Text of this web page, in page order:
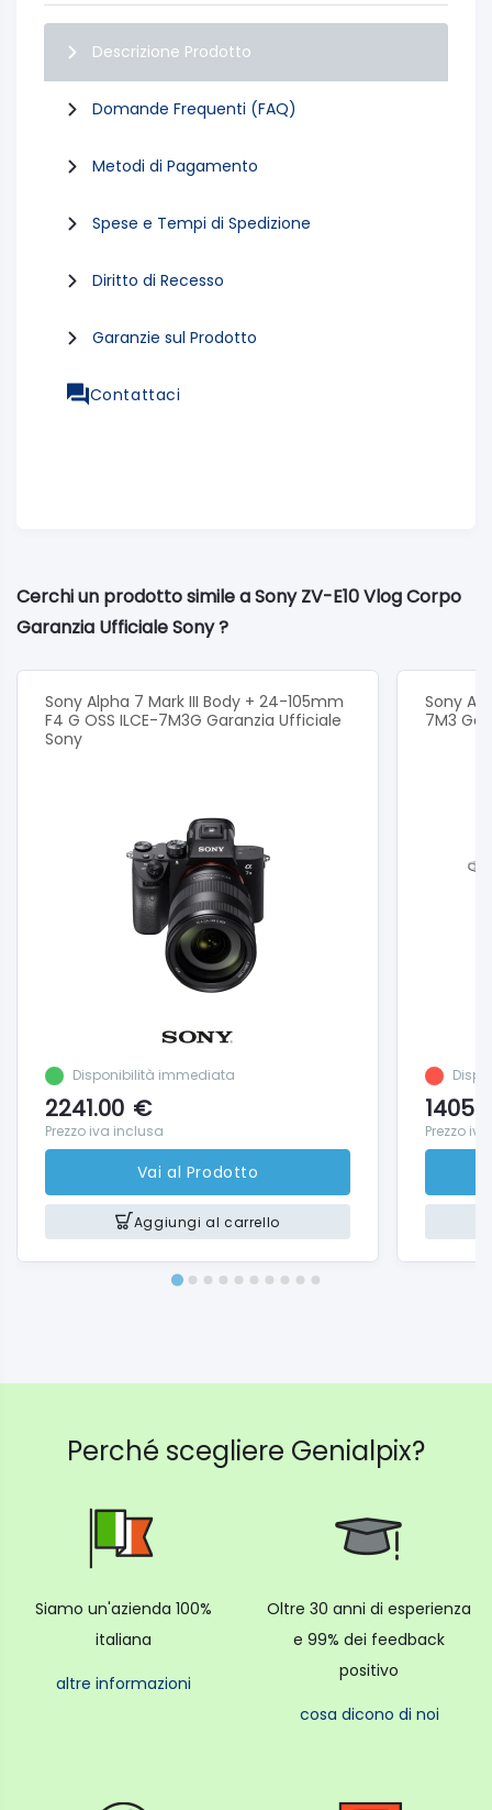
Descrizione Prodotto
Domande Frequenti (FAQ)
Metodi di Pagamento
Spese e Tempi di Spedizione
Diritto di Recesso
Garanzie sul Prodotto
Contattaci
Cerchi un prodotto simile a Sony ZV-E10 Vlog Corpo
Garanzia Ufficiale Sony ?
Sony Alpha 7 Mark III Body + 24-105mm
F4 G OSS ILCE-7M3G Garanzia Ufficiale
Sony
Disponibilità immediata
2241.00 €
Prezzo iva inclusa
Vai al Prodotto
Aggiungi al carrello
Sony
7M3
Prezzo
Perché scegliere Genialpix?
Siamo un'azienda 100%
italiana
altre informazioni
Oltre 30 anni di esperienza
e 99% dei feedback
positivo
cosa dicono di noi